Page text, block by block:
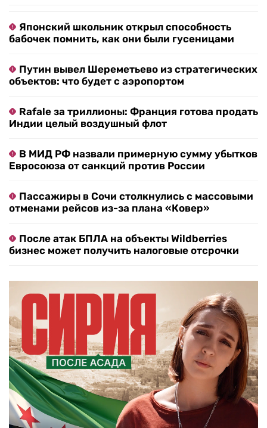
Японский школьник открыл способность
бабочек помнить, как они были гусеницами
Путин вывел Шереметьево из стратегических
объектов: что будет с аэропортом
Rafale за триллионы: Франция готова продать
Индии целый воздушный флот
В МИД РФ назвали примерную сумму убытков
Евросоюза от санкций против России
Пассажиры в Сочи столкнулись с массовыми
отменами рейсов из-за плана «Ковер»
После атак БПЛА на объекты Wildberries
бизнес может получить налоговые отсрочки